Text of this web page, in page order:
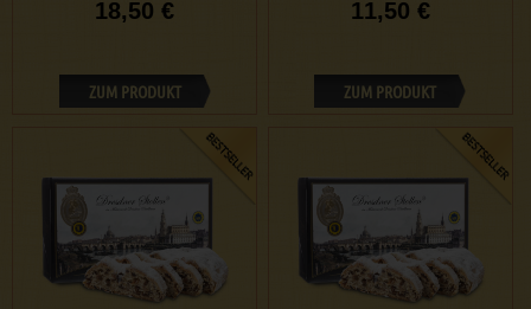
18,50 €
ZUM PRODUKT
11,50 €
ZUM PRODUKT